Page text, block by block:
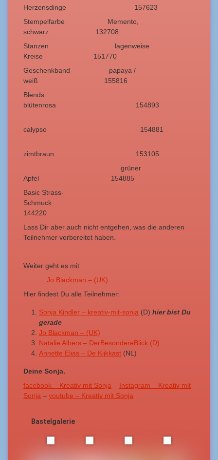
Herzensdinge 157623
Stempelfarbe Memento,
schwarz 132708
Stanzen lagenweise
Kreise 151770
Geschenkband papaya /
weiß 155816
Blends
blütenrosa 154893
calypso 154881
zimtbraun 153105
grüner
Apfel 154885
Basic Strass-
Schmuck
144220
Lass Dir aber auch nicht entgehen, was die anderen
Teilnehmer vorbereitet haben.
Weiter geht es mit
Jo Blackman – (UK)
Hier findest Du alle Teilnehmer:
Sonja Kindler – kreativ-mit-sonja (D) hier bist Du
gerade
Jo Blackman – (UK)
Natalie Albers – DerBesondereBlick (D)
Annette Elias – De Kijkkast (NL)
Deine Sonja.
facebook – Kreativ mit Sonja – Instagram – Kreativ mit
Sonja – youtube – Kreativ mit Sonja
Bastelgalerie